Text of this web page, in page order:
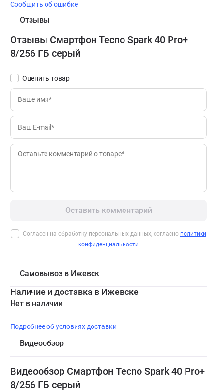
Сообщить об ошибке
Отзывы
Отзывы Смартфон Tecno Spark 40 Pro+
8/256 ГБ серый
Оценить товар
Оставить комментарий
Согласен на обработку персональных данных, согласно политики
конфиденциальности
Самовывоз в Ижевск
Наличие и доставка в Ижевске
Нет в наличии
Подробнее об условиях доставки
Видеообзор
Видеообзор Смартфон Tecno Spark 40 Pro+
8/256 ГБ серый